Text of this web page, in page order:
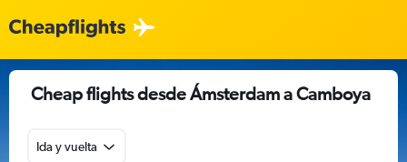
Cheap flights desde Ámsterdam a Camboya
Ida y vuelta